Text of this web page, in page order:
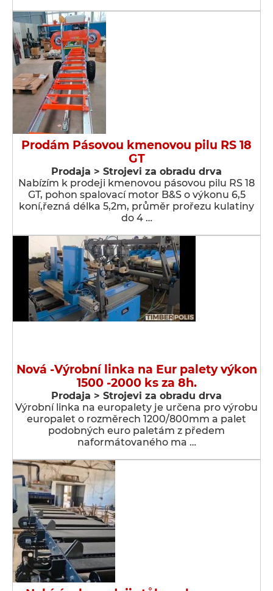
Prodám Pásovou kmenovou pilu RS 18
GT
Prodaja > Strojevi za obradu drva
Nabízím k prodeji kmenovou pásovou pilu RS 18
GT, pohon spalovací motor B&S o výkonu 6,5
koní,řezná délka 5,2m, průměr prořezu kulatiny
do 4 …
Nová -Výrobní linka na Eur palety výkon
1500 -2000 ks za 8h.
Prodaja > Strojevi za obradu drva
Výrobní linka na europalety je určena pro výrobu
europalet o rozměrech 1200/800mm a palet
podobných euro paletám z předem
naformátovaného ma …